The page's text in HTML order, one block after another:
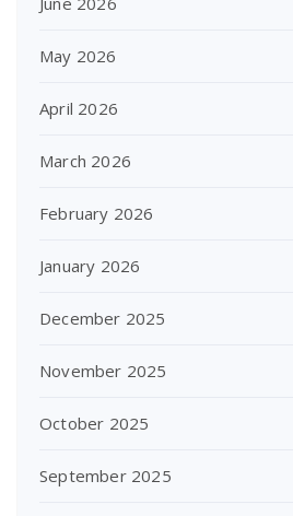
May 2026
April 2026
March 2026
February 2026
January 2026
December 2025
November 2025
October 2025
September 2025